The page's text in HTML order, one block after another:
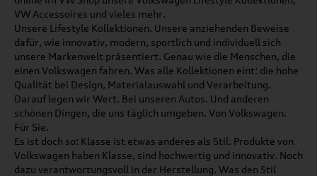
VW Accessoires und vieles mehr.
Unsere Lifestyle Kollektionen. Unsere anziehenden Beweise
dafür, wie innovativ, modern, sportlich und individuell sich
unsere Markenwelt präsentiert. Genau wie die Menschen, die
einen Volkswagen fahren. Was alle Kollektionen eint: die hohe
Qualität bei Design, Materialauswahl und Verarbeitung.
Darauf legen wir Wert. Bei unseren Autos. Und anderen
schönen Dingen, die uns täglich umgeben. Von Volkswagen.
Für Sie.
Es ist doch so: Klasse ist etwas anderes als Stil. Produkte von
Volkswagen haben Klasse, sind hochwertig und innovativ. Noch
dazu verantwortungsvoll in der Herstellung. Was den Stil